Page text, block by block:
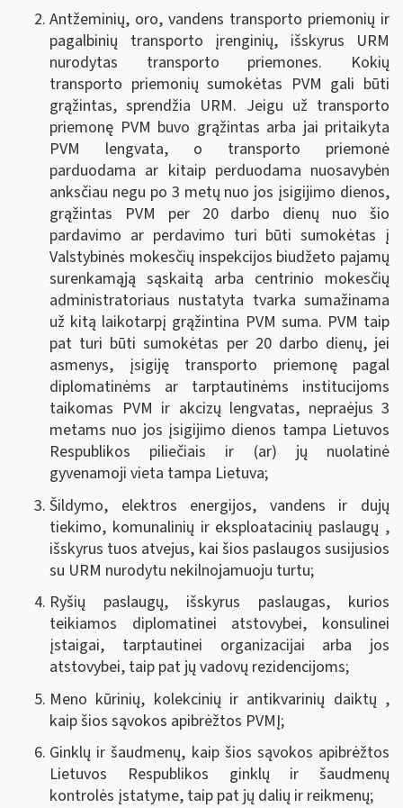
Antžeminių, oro, vandens transporto priemonių ir
pagalbinių transporto įrenginių, išskyrus URM
nurodytas transporto priemones. Kokių
transporto priemonių sumokėtas PVM gali būti
grąžintas, sprendžia URM. Jeigu už transporto
priemonę PVM buvo grąžintas arba jai pritaikyta
PVM lengvata, o transporto priemonė
parduodama ar kitaip perduodama nuosavybėn
anksčiau negu po 3 metų nuo jos įsigijimo dienos,
grąžintas PVM per 20 darbo dienų nuo šio
pardavimo ar perdavimo turi būti sumokėtas į
Valstybinės mokesčių inspekcijos biudžeto pajamų
surenkamąją sąskaitą arba centrinio mokesčių
administratoriaus nustatyta tvarka sumažinama
už kitą laikotarpį grąžintina PVM suma. PVM taip
pat turi būti sumokėtas per 20 darbo dienų, jei
asmenys, įsigiję transporto priemonę pagal
diplomatinėms ar tarptautinėms institucijoms
taikomas PVM ir akcizų lengvatas, nepraėjus 3
metams nuo jos įsigijimo dienos tampa Lietuvos
Respublikos piliečiais ir (ar) jų nuolatinė
gyvenamoji vieta tampa Lietuva;
Šildymo, elektros energijos, vandens ir dujų
tiekimo, komunalinių ir eksploatacinių paslaugų ,
išskyrus tuos atvejus, kai šios paslaugos susijusios
su URM nurodytu nekilnojamuoju turtu;
Ryšių paslaugų, išskyrus paslaugas, kurios
teikiamos diplomatinei atstovybei, konsulinei
įstaigai, tarptautinei organizacijai arba jos
atstovybei, taip pat jų vadovų rezidencijoms;
Meno kūrinių, kolekcinių ir antikvarinių daiktų ,
kaip šios sąvokos apibrėžtos PVMĮ;
Ginklų ir šaudmenų, kaip šios sąvokos apibrėžtos
Lietuvos Respublikos ginklų ir šaudmenų
kontrolės įstatyme, taip pat jų dalių ir reikmenų;